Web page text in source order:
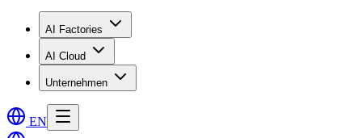
AI Factories
AI Cloud
Unternehmen
EN